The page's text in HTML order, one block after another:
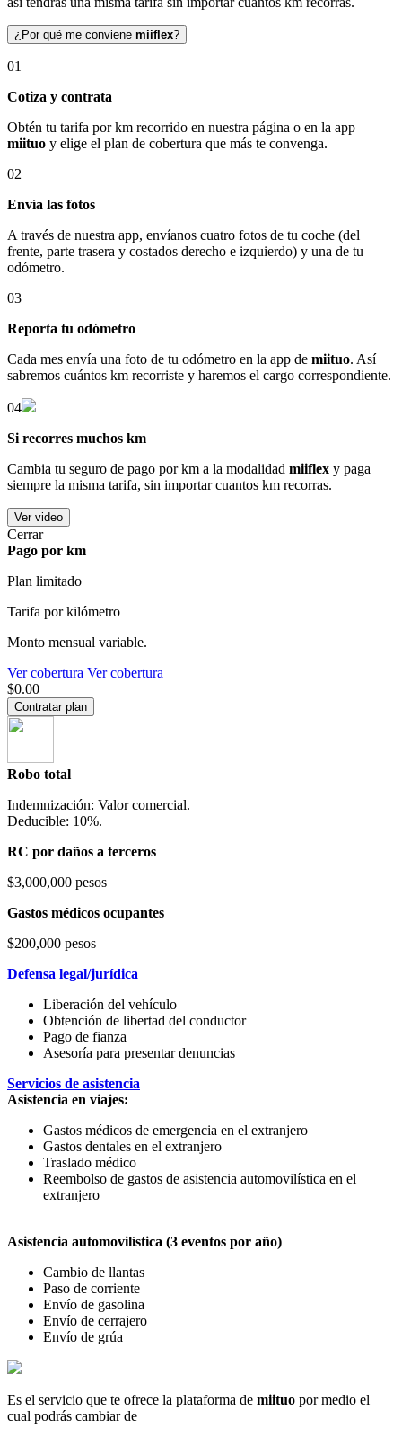
¿Por qué me conviene miiflex?
01
Cotiza y contrata
Obtén tu tarifa por km recorrido en nuestra página o en la app
miituo y elige el plan de cobertura que más te convenga.
02
Envía las fotos
A través de nuestra app, envíanos cuatro fotos de tu coche (del
frente, parte trasera y costados derecho e izquierdo) y una de tu
odómetro.
03
Reporta tu odómetro
Cada mes envía una foto de tu odómetro en la app de miituo. Así
sabremos cuántos km recorriste y haremos el cargo correspondiente.
04
Si recorres muchos km
Cambia tu seguro de pago por km a la modalidad miiflex y paga
siempre la misma tarifa, sin importar cuantos km recorras.
Ver video
Cerrar
Pago por km
Plan limitado
Tarifa por kilómetro
Monto mensual variable.
Ver cobertura Ver cobertura
$0.00
Contratar plan
Robo total
Indemnización: Valor comercial.
Deducible: 10%.
RC por daños a terceros
$3,000,000 pesos
Gastos médicos ocupantes
$200,000 pesos
Defensa legal/jurídica
Liberación del vehículo
Obtención de libertad del conductor
Pago de fianza
Asesoría para presentar denuncias
Servicios de asistencia
Asistencia en viajes:
Gastos médicos de emergencia en el extranjero
Gastos dentales en el extranjero
Traslado médico
Reembolso de gastos de asistencia automovilística en el
extranjero
Asistencia automovilística (3 eventos por año)
Cambio de llantas
Paso de corriente
Envío de gasolina
Envío de cerrajero
Envío de grúa
Es el servicio que te ofrece la plataforma de miituo por medio el
cual podrás cambiar de